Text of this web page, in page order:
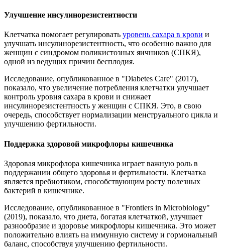
Улучшение инсулинорезистентности
Клетчатка помогает регулировать уровень сахара в крови и
улучшать инсулинорезистентность, что особенно важно для
женщин с синдромом поликистозных яичников (СПКЯ),
одной из ведущих причин бесплодия.
Исследование, опубликованное в "Diabetes Care" (2017),
показало, что увеличение потребления клетчатки улучшает
контроль уровня сахара в крови и снижает
инсулинорезистентность у женщин с СПКЯ. Это, в свою
очередь, способствует нормализации менструального цикла и
улучшению фертильности.
Поддержка здоровой микрофлоры кишечника
Здоровая микрофлора кишечника играет важную роль в
поддержании общего здоровья и фертильности. Клетчатка
является пребиотиком, способствующим росту полезных
бактерий в кишечнике.
Исследование, опубликованное в "Frontiers in Microbiology"
(2019), показало, что диета, богатая клетчаткой, улучшает
разнообразие и здоровье микрофлоры кишечника. Это может
положительно влиять на иммунную систему и гормональный
баланс, способствуя улучшению фертильности.